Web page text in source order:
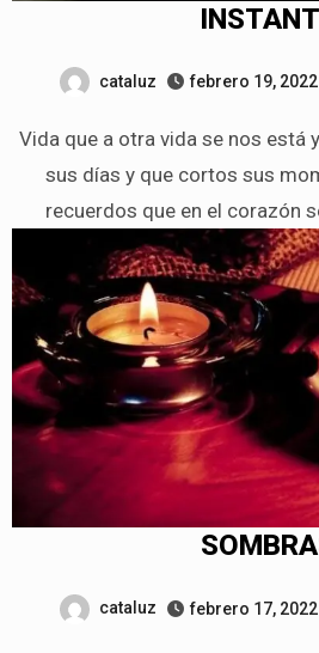
cataluz febrero 19, 2022
Vida que a otra vida se nos está yendo. ¡Qué largos son
sus días y que cortos sus
recuerdos que en el corazón
cataluz febrero 17, 2022